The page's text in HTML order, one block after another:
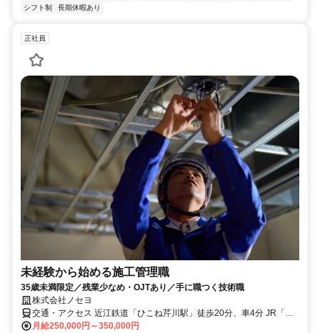
シフト制
長期休暇あり
正社員
未経験から始める施工管理職
35歳未満限定／残業少なめ・OJTあり／手に職つく技術職
株式会社ノセヨ
交通・アクセス 近江鉄道「ひこね芹川駅」徒歩20分、車4分 JR「彦
根駅」徒歩30分、車9分
月給250,000円～350,000円